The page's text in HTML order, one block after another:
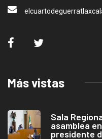
Más vistas
Sala
asamblea
presidente